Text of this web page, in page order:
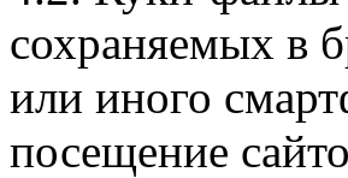
сохраняемых в
или иного
посещение